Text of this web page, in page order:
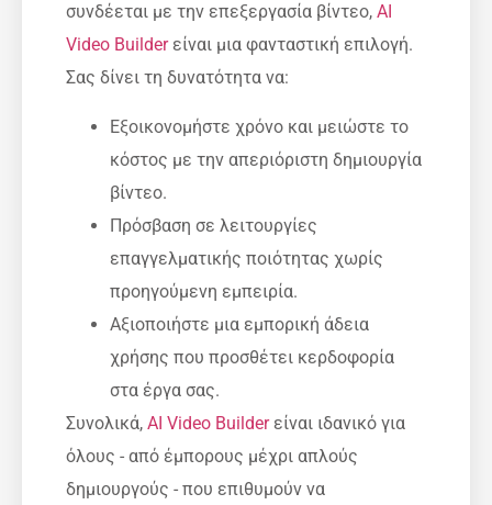
συνδέεται με την επεξεργασία βίντεο, AI
Video Builderείναι μια φανταστική επιλογή.
Σας δίνει τη δυνατότητα να:
Εξοικονομήστε χρόνο και μειώστε το
κόστος με την απεριόριστη δημιουργία
βίντεο.
Πρόσβαση σε λειτουργίες
επαγγελματικής ποιότητας χωρίς
προηγούμενη εμπειρία.
Αξιοποιήστε μια εμπορική άδεια
χρήσης που προσθέτει κερδοφορία
στα έργα σας.
Συνολικά, AI Video Builderείναι ιδανικό για
όλους - από έμπορους μέχρι απλούς
δημιουργούς - που επιθυμούν να